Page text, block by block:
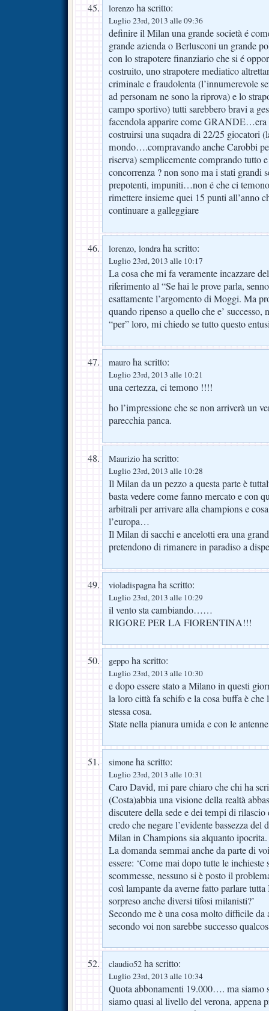
lorenzo ha scritto:
Luglio 23rd, 2013 alle 09:36
definire il Milan una grande società é
grande azienda o Berlusconi un grande
con lo strapotere finanziario che si é
costruito, uno strapotere mediatico
criminale e fraudolenta (l’innumerevole
ad personam ne sono la riprova) e lo
campo sportivo) tutti sarebbero bravi a
facendola apparire come GRANDE…era
costruirsi una suqadra di 22/25 giocatori
mondo….compravando anche Carobbi
riserva) semplicemente comprando tutto
concorrenza ? non sono ma i stati grandi
prepotenti, impuniti…non é che ci
rimettere insieme quei 15 punti all’anno
continuare a galleggiare
lorenzo, londraha scritto:
Luglio 23rd, 2013 alle 10:17
La cosa che mi fa veramente incazzare
riferimento al “Se hai le prove parla,
esattamente l’argomento di Moggi. Ma
quando ripenso a quello che e’
“per” loro, mi chiedo se tutto questo
mauro ha scritto:
Luglio 23rd, 2013 alle 10:21
una certezza, ci temono !!!!
ho l’impressione che se non arriverà un
parecchia panca.
Maurizio ha scritto:
Luglio 23rd, 2013 alle 10:28
Il Milan da un pezzo a questa parte è
basta vedere come fanno mercato e con
arbitrali per arrivare alla champions e
l’europa…
Il Milan di sacchi e ancelotti era una
pretendono di rimanere in paradiso a
violadispagnaha scritto:
Luglio 23rd, 2013 alle 10:29
il vento sta cambiando……
RIGORE PER LA FIORENTINA!!!
geppo ha scritto:
Luglio 23rd, 2013 alle 10:30
e dopo essere stato a Milano in questi
la loro città fa schifo e la cosa buffa è
stessa cosa.
State nella pianura umida e con le
simone ha scritto:
Luglio 23rd, 2013 alle 10:31
Caro David, mi pare chiaro che chi ha
(Costa)abbia una visione della realtà
discutere della sede e dei tempi di
credo che negare l’evidente bassezza del
Milan in Champions sia alquanto ipocrita.
La domanda semmai anche da parte di
essere: ‘Come mai dopo tutte le
scommesse, nessuno si è posto il
così lampante da averne fatto parlare
sorpreso anche diversi tifosi milanisti?’
Secondo me è una cosa molto difficile
secondo voi non sarebbe successo
claudio52 ha scritto:
Luglio 23rd, 2013 alle 10:34
Quota abbonamenti 19.000…. ma siamo
siamo quasi al livello del verona, appena